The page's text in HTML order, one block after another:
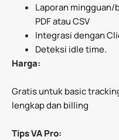
Laporan mingguan/
PDF atau CSV
Integrasi dengan
Deteksi idle time.
Harga:
Gratis untuk basic
lengkap dan billing
Tips VA Pro: